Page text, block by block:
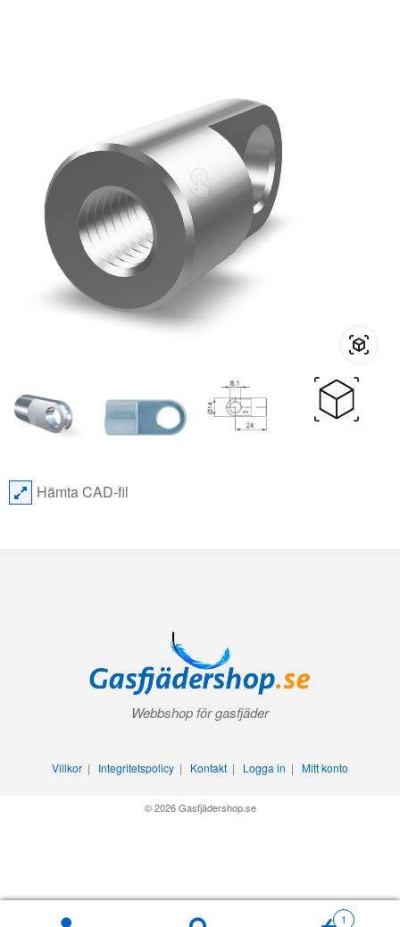
Hämta CAD-fil
1
Webbshop för gasfjäder
Villkor | Integritetspolicy | Kontakt | Logga in | Mitt konto
© 2026 Gasfjädershop.se